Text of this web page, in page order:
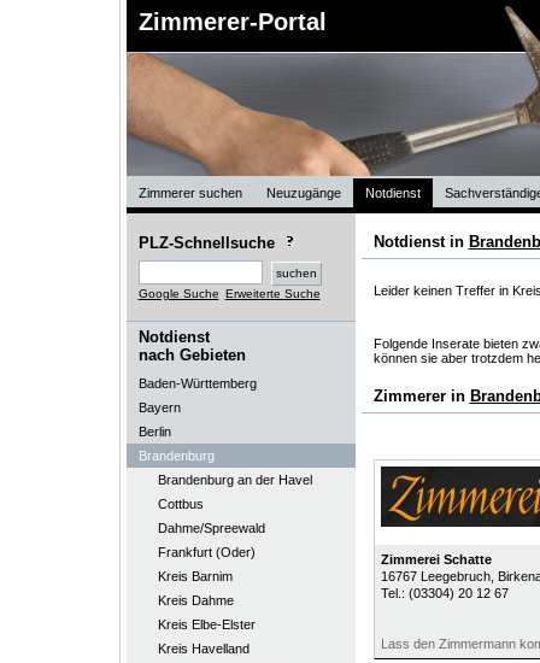
Zimmerer-Portal
Zimmerer suchen Neuzugänge Notdienst
PLZ-Schnellsuche
Google Suche Erweiterte Suche
Notdienst
nach Gebieten
Baden-Württemberg
Bayern
Berlin
Brandenburg
Brandenburg an der Havel
Cottbus
Dahme/Spreewald
Frankfurt (Oder)
Kreis Barnim
Kreis Dahme
Kreis Elbe-Elster
Kreis Havelland
Notdienst in
Leider keinen Treffer in
Folgende Inserate bieten
können sie aber trotzdem
Zimmerer in
Zimmerei Schatte
16767 Leegebruch,
Tel.: (03304) 20 12 67
Lass den Zimmermann